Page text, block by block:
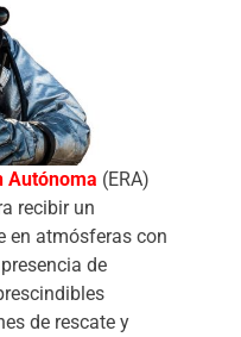
Autónoma (ERA)
recibir un
en atmósferas con
de
de rescate y